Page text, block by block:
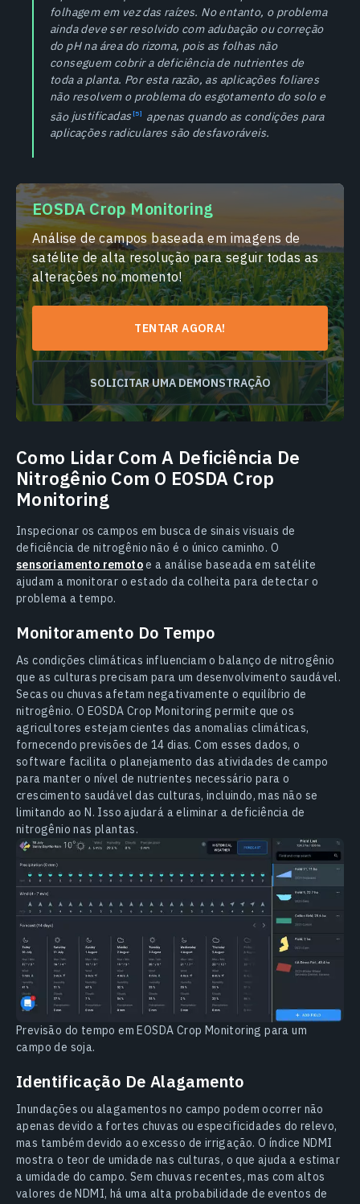
folhagem em vez das raízes. No entanto, o problema
ainda deve ser resolvido com adubação ou correção
do pH na área do rizoma, pois as folhas não
conseguem cobrir a deficiência de nutrientes de
toda a planta. Por esta razão, as aplicações foliares
não resolvem o problema do esgotamento do solo e
são justificadas
apenas quando as condições para
aplicações radiculares são desfavoráveis.
EOSDA Crop Monitoring
Análise de campos baseada em imagens de
satélite de alta resolução para seguir todas as
alterações no momento!
TENTAR AGORA!
SOLICITAR UMA DEMONSTRAÇÃO
Como Lidar Com A Deficiência De
Nitrogênio Com O EOSDA Crop
Monitoring
Inspecionar os campos em busca de sinais visuais de
deficiência de nitrogênio não é o único caminho. O
sensoriamento remotoe a análise baseada em satélite
ajudam a monitorar o estado da colheita para detectar o
problema a tempo.
Monitoramento Do Tempo
As condições climáticas influenciam o balanço de nitrogênio
que as culturas precisam para um desenvolvimento saudável.
Secas ou chuvas afetam negativamente o equilíbrio de
nitrogênio. O EOSDA Crop Monitoring permite que os
agricultores estejam cientes das anomalias climáticas,
fornecendo previsões de 14 dias. Com esses dados, o
software facilita o planejamento das atividades de campo
para manter o nível de nutrientes necessário para o
crescimento saudável das culturas, incluindo, mas não se
limitando ao N. Isso ajudará a eliminar a deficiência de
nitrogênio nas plantas.
Previsão do tempo em EOSDA Crop Monitoring para um
campo de soja.
Identificação De Alagamento
Inundações ou alagamentos no campo podem ocorrer não
apenas devido a fortes chuvas ou especificidades do relevo,
mas também devido ao excesso de irrigação. O índice NDMI
mostra o teor de umidade nas culturas, o que ajuda a estimar
a umidade do campo. Sem chuvas recentes, mas com altos
valores de NDMI, há uma alta probabilidade de eventos de